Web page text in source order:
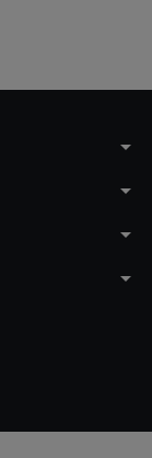
arrow_drop_down
arrow_drop_down
arrow_drop_down
arrow_drop_down